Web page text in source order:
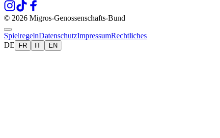
© 2026 Migros-Genossenschafts-Bund
SpielregelnDatenschutzImpressumRechtliches
DE
FR IT EN